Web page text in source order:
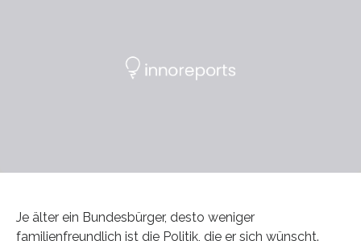
Je älter ein Bundesbürger, desto weniger
familienfreundlich ist die Politik, die er sich wünscht.